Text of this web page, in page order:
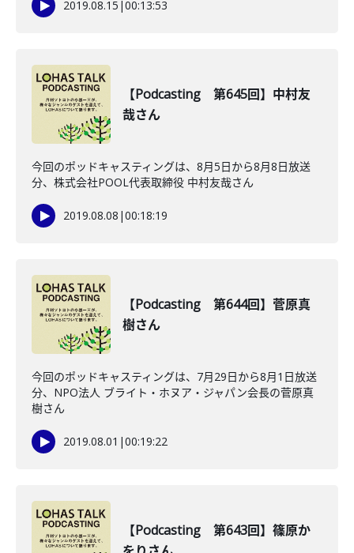
2019.08.15 |00:13:53
【Podcasting 第645回】中村友
哉さん
今回のポッドキャスティングは、8月5日から8月8日放送
分、株式会社POOL代表取締役 中村友哉さん
2019.08.08 |00:18:19
【Podcasting 第644回】菅原真
樹さん
今回のポッドキャスティングは、7月29日から8月1日放送
分、NPO法人 ブライト・ホヌア・ジャパン会長の菅原真
樹さん
2019.08.01 |00:19:22
【Podcasting 第643回】篠原か